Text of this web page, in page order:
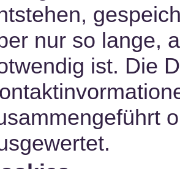
nur so lange,
ist. Die